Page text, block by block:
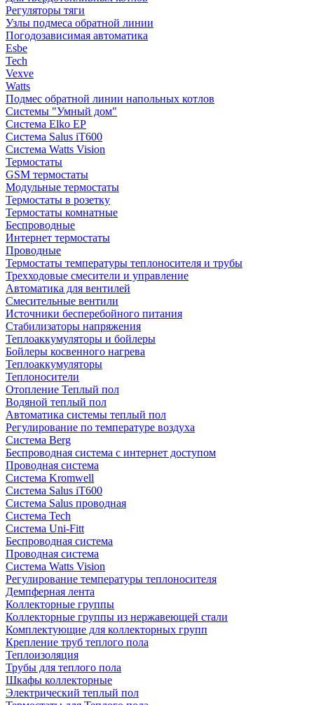
Регуляторы тяги
Узлы подмеса обратной линии
Погодозависимая автоматика
Esbe
Tech
Vexve
Watts
Подмес обратной линии напольных котлов
Системы "Умный дом"
Система Elko EP
Система Salus iT600
Система Watts Vision
Термостаты
GSM термостаты
Модульные термостаты
Термостаты в розетку
Термостаты комнатные
Беспроводные
Интернет термостаты
Проводные
Термостаты температуры теплоносителя и трубы
Трехходовые смесители и управление
Автоматика для вентилей
Смесительные вентили
Источники бесперебойного питания
Стабилизаторы напряжения
Теплоаккумуляторы и бойлеры
Бойлеры косвенного нагрева
Теплоаккумуляторы
Теплоносители
Отопление Теплый пол
Водяной теплый пол
Автоматика системы теплый пол
Регулирование по температуре воздуха
Система Berg
Беспроводная система с интернет доступом
Проводная система
Система Kromwell
Система Salus iT600
Система Salus проводная
Система Tech
Система Uni-Fitt
Беспроводная система
Проводная система
Система Watts Vision
Регулирование температуры теплоносителя
Демпферная лента
Коллекторные группы
Коллекторные группы из нержавеющей стали
Комплектующие для коллекторных групп
Крепление труб теплого пола
Теплоизоляция
Трубы для теплого пола
Шкафы коллекторные
Электрический теплый пол